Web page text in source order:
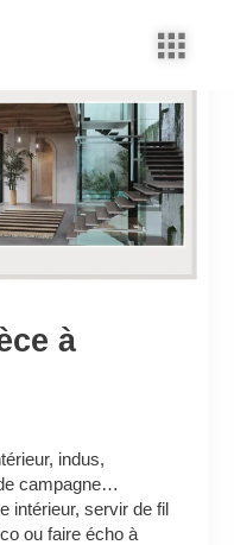
à
indus,
campagne…
intérieur, servir de fil
ou faire écho à